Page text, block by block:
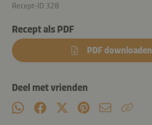
Recept-ID 328
Recept als PDF
PDF downloaden
Deel met vrienden